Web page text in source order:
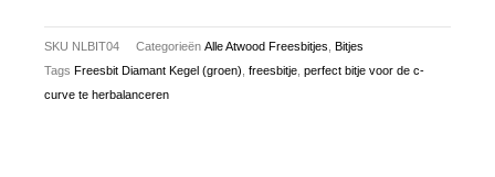
SKU NLBIT04 Categorieën Alle Atwood Freesbitjes Bitjes
Tags Freesbit Diamant Kegel (groen) freesbitje perfect bitje voor de c-
curve te herbalanceren